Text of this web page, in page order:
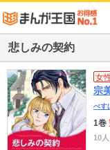
悲しみの契約
女
宗
べす
1巻
10人